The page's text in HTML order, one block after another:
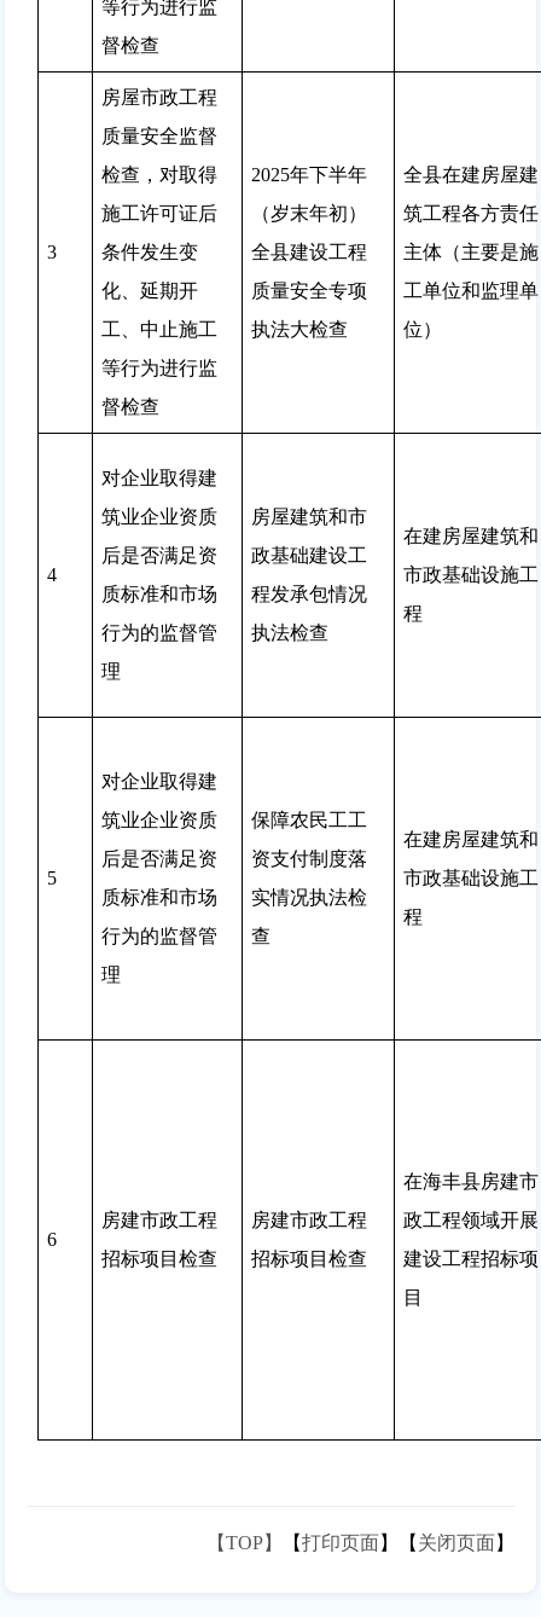
等行为进行监
督检查
3
房屋市政工程
质量安全监督
检查，对取得
施工许可证后
条件发生变
化、延期开
工、中止施工
等行为进行监
督检查
2025年下半年
（岁末年初）
全县建设工程
质量安全专项
执法大检查
全县在建房屋建
筑工程各方责任
主体（主要是施
工单位和监理单
位）
4
对企业取得建
筑业企业资质
后是否满足资
质标准和市场
行为的监督管
理
房屋建筑和市
政基础建设工
程发承包情况
执法检查
在建房屋建筑和
市政基础设施工
程
5
对企业取得建
筑业企业资质
后是否满足资
质标准和市场
行为的监督管
理
保障农民工工
资支付制度落
实情况执法检
查
在建房屋建筑和
市政基础设施工
程
6
房建市政工程
招标项目检查
房建市政工程
招标项目检查
在海丰县房建市
政工程领域开展
建设工程招标项
目
【TOP】 【打印页面】【 关闭页面】